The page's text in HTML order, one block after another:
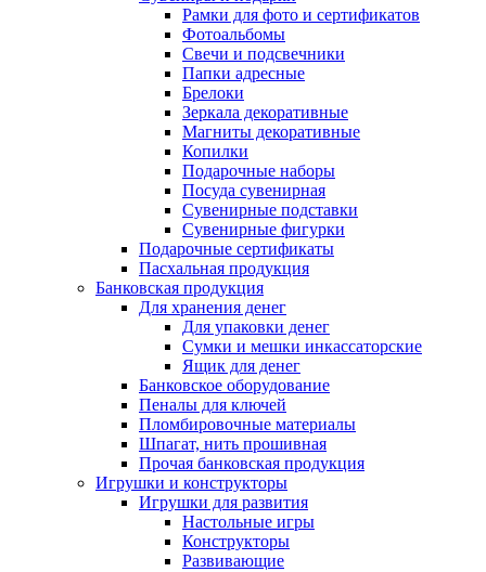
Рамки для фото и сертификатов
Фотоальбомы
Свечи и подсвечники
Папки адресные
Брелоки
Зеркала декоративные
Магниты декоративные
Копилки
Подарочные наборы
Посуда сувенирная
Сувенирные подставки
Сувенирные фигурки
Подарочные сертификаты
Пасхальная продукция
Банковская продукция
Для хранения денег
Для упаковки денег
Сумки и мешки инкассаторские
Ящик для денег
Банковское оборудование
Пеналы для ключей
Пломбировочные материалы
Шпагат, нить прошивная
Прочая банковская продукция
Игрушки и конструкторы
Игрушки для развития
Настольные игры
Конструкторы
Развивающие